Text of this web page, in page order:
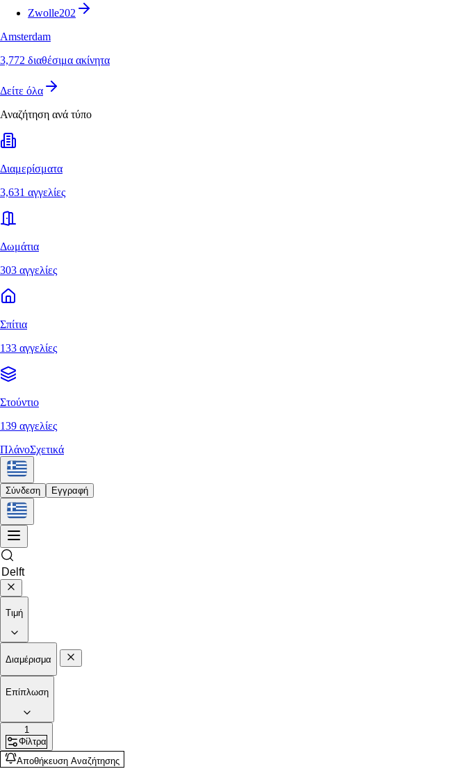
Zwolle202
Amsterdam
3,772 διαθέσιμα ακίνητα
Δείτε όλα
Αναζήτηση ανά τύπο
Διαμερίσματα
3,631 αγγελίες
Δωμάτια
303 αγγελίες
Σπίτια
133 αγγελίες
Στούντιο
139 αγγελίες
ΠλάνοΣχετικά
Σύνδεση Εγγραφή
Τιμή
Διαμέρισμα
Επίπλωση
1
Φίλτρα
Αποθήκευση Αναζήτησης